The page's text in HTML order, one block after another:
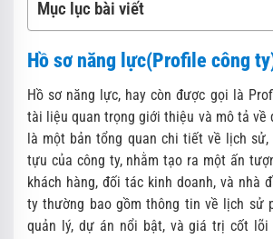
Mục lục bài viết
Hồ sơ năng lực(Profile công
Hồ sơ năng lực, hay còn được gọi là
tài liệu quan trọng giới thiệu và mô tả về
là một bản tổng quan chi tiết về lịch sử,
tựu của công ty, nhằm tạo ra một ấn
khách hàng, đối tác kinh doanh, và nhà
ty thường bao gồm thông tin về lịch sử
quản lý, dự án nổi bật, và giá trị cốt lõi